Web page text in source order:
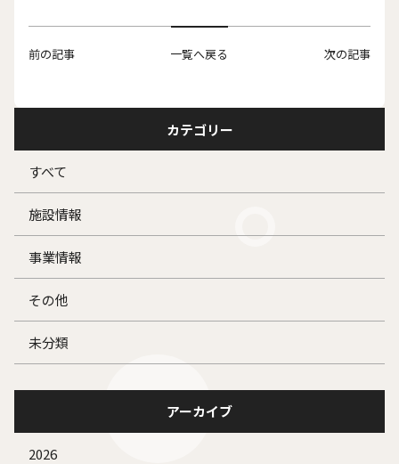
前の記事 一覧へ戻る 次の記事
カテゴリー
すべて
施設情報
事業情報
その他
未分類
アーカイブ
2026